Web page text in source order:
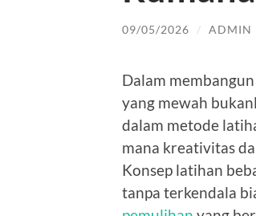
09/05/2026 / ADMIN
Dalam
yang mewah
dalam metode
mana kreativitas
Konsep latihan
tanpa terkendala